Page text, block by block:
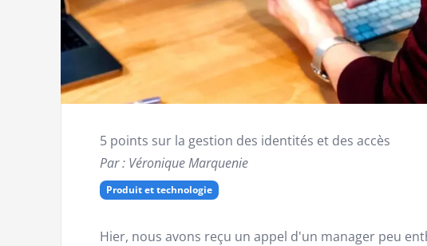
5 points sur la gestion des identités et des accès
Par : Véronique Marquenie
Produit et technologie
Hier, nous avons reçu un appel d'un manager peu